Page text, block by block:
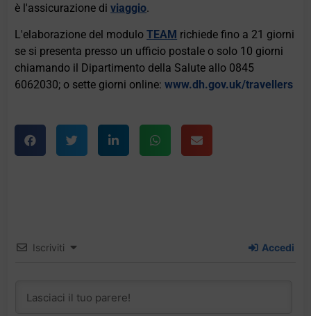
è l'assicurazione diviaggio.
L'elaborazione del moduloTEAM richiede fino a 21 giorni
se si presenta presso un ufficio postale o solo 10 giorni
chiamando il Dipartimento della Salute allo 0845
6062030; o sette giorni online:www.dh.gov.uk/travellers
Iscriviti Accedi